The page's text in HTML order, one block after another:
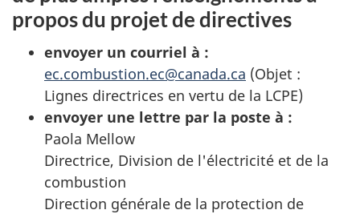
propos du projet de directives
envoyer un courriel à :
ec.combustion.ec@canada.ca (Objet :
Lignes directrices en vertu de la LCPE)
envoyer une lettre par la poste à :
Paola Mellow
Directrice, Division de l'électricité et de la
combustion
Direction générale de la protection de